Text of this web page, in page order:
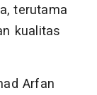
terutama
kualitas
Arfan